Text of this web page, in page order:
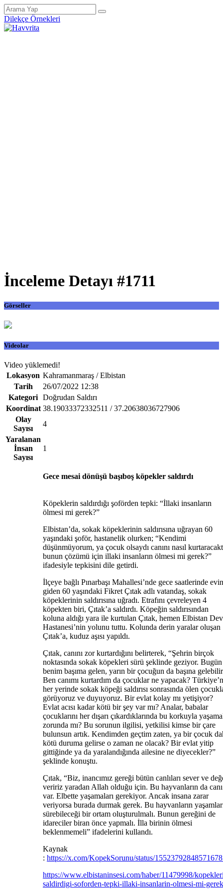
Dilekçe Örnekleri
İnceleme Detayı #1711
Görseller
Videolar
Video yüklemedi!
Lokasyon Kahramanmaraş / Elbistan
Tarih
26/07/2022 12:38
Kategori Doğrudan Saldırı
Koordinat 38.19033372332511 / 37.20638036727906
Olay
Sayısı
4
Yaralanan
İnsan
Sayısı
1
Gece mesai dönüşü başıboş köpekler saldırdı
Köpeklerin saldırdığı şoförden tepki: “İllaki insanların
ölmesi mi gerek?”
Elbistan’da, sokak köpeklerinin saldırısına uğrayan 60
yaşındaki şoför, hastanelik olurken; “Kendimi
düşünmüyorum, ya çocuk olsaydı canını nasıl
bunun çözümü için illaki insanların ölmesi mi gerek?”
ifadesiyle tepkisini dile getirdi.
İlçeye bağlı Pınarbaşı Mahallesi’nde gece saatlerinde
giden 60 yaşındaki Fikret Çıtak adlı vatandaş, sokak
köpeklerinin saldırısına uğradı. Etrafını çevreleyen 4
köpekten biri, Çıtak’a saldırdı. Köpeğin saldırısından
koluna aldığı yara ile kurtulan Çıtak, hemen Elbistan
Hastanesi’nin yolunu tuttu. Kolunda derin yaralar oluşan
Çıtak’a, kuduz aşısı yapıldı.
Çıtak, canını zor kurtardığını belirterek, “Şehrin birçok
noktasında sokak köpekleri sürü şeklinde geziyor. Bugün
benim başıma gelen, yarın bir çocuğun da başına
Ben canımı kurtardım da çocuklar ne yapacak?
her yerinde sokak köpeği saldırısı sonrasında ölen
görüyoruz ve duyuyoruz. Bir evlat kolay mı yetişiyor?
Evlat acısı kadar kötü bir şey var mı? Analar, babalar
çocuklarını her dışarı çıkardıklarında bu korkuyla
zorunda mı? Bu sorunun ilgilisi, yetkilisi kimse bir çare
bulunsun artık. Kendimden geçtim zaten, ya bir çocuk
kötü duruma gelirse o zaman ne olacak? Bir evlat yitip
gittiğinde ya da yaralandığında ailesine ne diyecekler?”
şeklinde konuştu.
Çıtak, “Biz, inancımız gereği bütün canlıları sever ve
veririz yaradan Allah olduğu için. Bu hayvanların da canı
var. Elbette yaşamaları gerekiyor. Ancak insana zarar
veriyorsa burada durmak gerek. Bu hayvanların
sürebileceği bir ortam oluşturulmalı. Bunun gereğini de
idareciler biran önce yapmalı. İlla birinin ölmesi
beklenmemeli” ifadelerini kullandı.
Kaynak
: https://x.com/KopekSorunu/status/
https://www.elbistaninsesi.com/haber/11479998/
saldirdigi-soforden-tepki-illaki-insanlarin-olmesi-mi-gerek